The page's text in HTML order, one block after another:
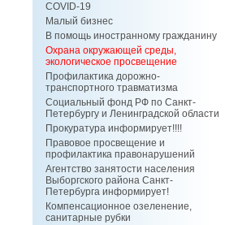
COVID-19
Малый бизнес
В помощь иностранному гражданину
Охрана окружающей среды,
экологическое просвещение
Профилактика дорожно-
транспортного травматизма
Социальный фонд РФ по Санкт-
Петербургу и Ленинградской области
Прокуратура информирует!!!!
Правовое просвещение и
профилактика правонарушений
Агентство занятости населения
Выборгского района Санкт-
Петербурга информирует!
Компенсационное озеленение,
санитарные рубки